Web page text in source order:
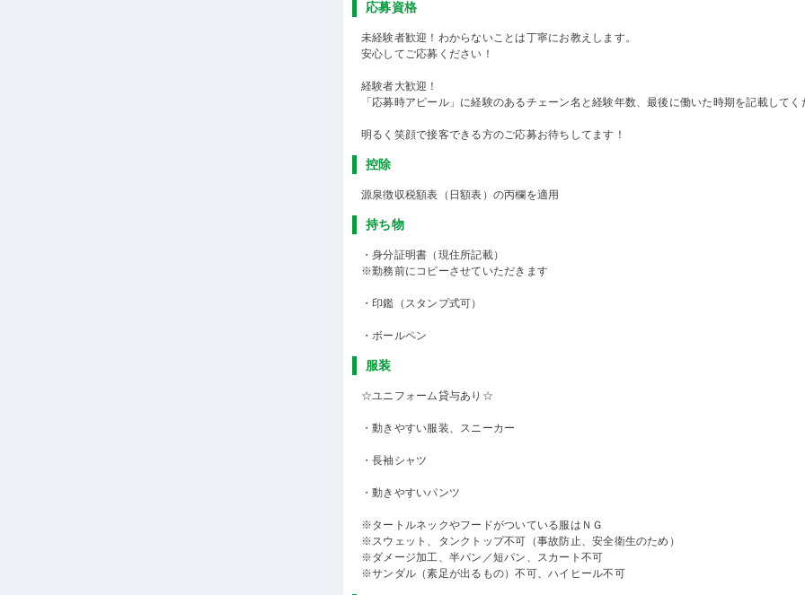
応募資格
未経験者歓迎！わからないことは丁寧にお教えします。
安心してご応募ください！
経験者大歓迎！
「応募時アピール」に経験のあるチェーン名と経験年数、最後に働いた時期を記載してく
明るく笑顔で接客できる方のご応募お待ちしてます！
控除
源泉徴収税額表（日額表）の丙欄を適用
持ち物
・身分証明書（現住所記載）
※勤務前にコピーさせていただきます
・印鑑（スタンプ式可）
・ボールペン
服装
☆ユニフォーム貸与あり☆
・動きやすい服装、スニーカー
・長袖シャツ
・動きやすいパンツ
※タートルネックやフードがついている服はＮＧ
※スウェット、タンクトップ不可（事故防止、安全衛生のため）
※ダメージ加工、半パン／短パン、スカート不可
※サンダル（素足が出るもの）不可、ハイヒール不可